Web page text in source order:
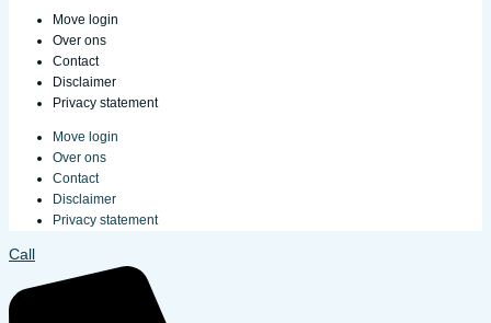
Move login
Over ons
Contact
Disclaimer
Privacy statement
Move login
Over ons
Contact
Disclaimer
Privacy statement
Call